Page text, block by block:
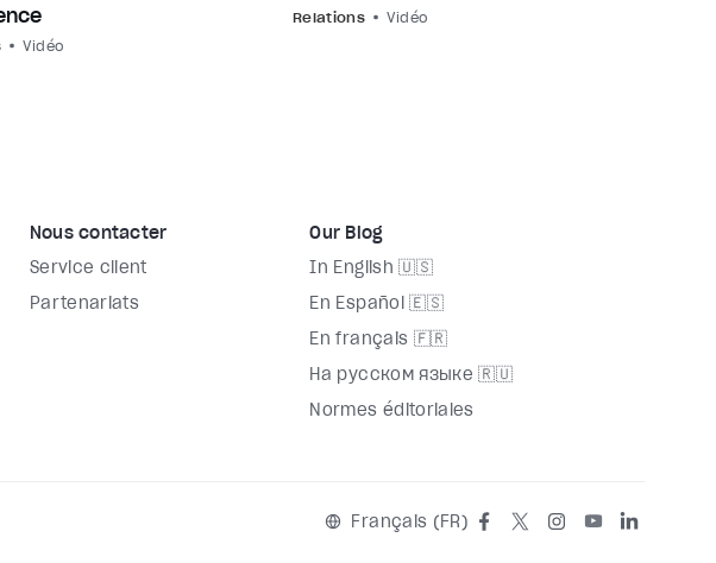
Vidéo
Relations Vidéo
Nous contacter
Service client
Partenariats
Our Blog
In English 🇺🇸
En Español 🇪🇸
En français 🇫🇷
На русском языке 🇷🇺
Normes éditoriales
Français (FR)